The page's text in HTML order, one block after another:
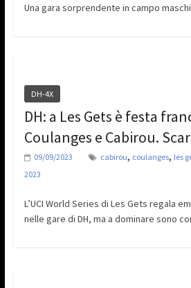
Una gara sorprendente in campo
DH-4X
DH: a Les Gets è festa
Coulanges e Cabirou.
09/09/2023 cabirou, coulanges, les
2023
L’UCI World Series di Les Gets regala
nelle gare di DH, ma a dominare sono